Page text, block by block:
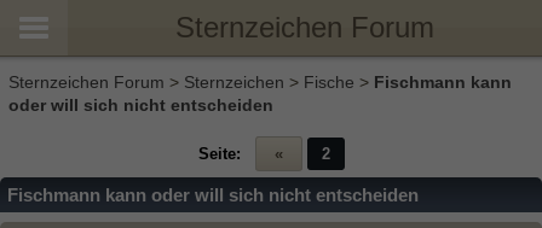
Sternzeichen Forum
Sternzeichen Forum > Sternzeichen > Fische > Fischmann kann
oder will sich nicht entscheiden
Seite: « 2
Fischmann kann oder will sich nicht entscheiden